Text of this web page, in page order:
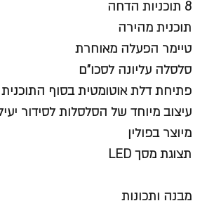
8 תוכניות הדחה
תוכנית מהירה
טיימר הפעלה מאוחרת
סלסלה עליונה לסכו"ם
פתיחת דלת אוטומטיתבסוף התוכנית
עיצוב מיוחד של הסלסלות לסידור
מיוצר בפולין
תצוגת מסך LED
מבנה ותכונות